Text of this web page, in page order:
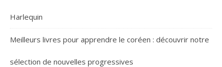
Harlequin
Meilleurs livres pour apprendre le coréen : découvrir notre
sélection de nouvelles progressives